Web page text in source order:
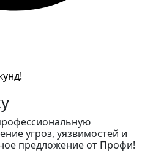
угроз, уязвимостей и
предложение от Профи!